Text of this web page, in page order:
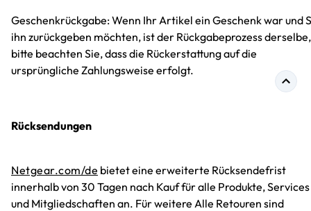
Geschenkrückgabe: Wenn Ihr Artikel ein Geschenk war und
ihn zurückgeben möchten, ist der Rückgabeprozess derselbe,
bitte beachten Sie, dass die Rückerstattung auf die
ursprüngliche Zahlungsweise erfolgt.
Rücksendungen
Netgear.com/de bietet eine erweiterte Rücksendefrist
innerhalb von 30 Tagen nach Kauf für alle Produkte, Services
und Mitgliedschaften an. Für weitere Alle Retouren sind